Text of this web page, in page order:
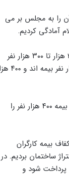
را به مجلس بر می
آمادگی کردیم.
وی گفت: الان نزدیک به یک میلیون و ۱۰۰ هزار کارگر ساختمانی داریم که کارت مهارت دارند و ۲۰۰ هزار تا ۳۰۰ هزار نفر
هم کارت مهارت نگرفتند؛ از این یک میلیون و ۱۰۰ هزار کارگر
اسماعیلی اضافه کرد: سازمان تأمین اجتماعی از دولت پول نمی گیرد و منابع مالی برای پرداخت بیمه ۴۰۰ هزار نفر را
بیمه کارگران
ساختمان بردیم. در
باید پرداخت شود و